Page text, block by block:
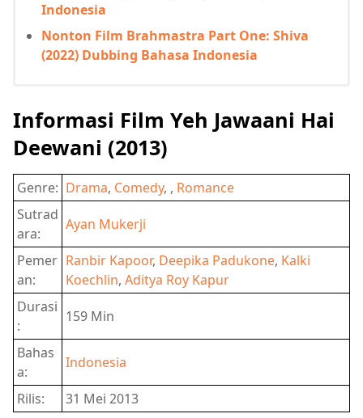
Indonesia
Nonton Film Brahmastra Part One: Shiva
(2022) Dubbing Bahasa Indonesia
Informasi Film Yeh Jawaani Hai
Deewani (2013)
Genre: Drama, Comedy, , Romance
Sutrad
ara:
Ayan Mukerji
Pemer
an:
Ranbir Kapoor, Deepika Padukone, Kalki
Koechlin, Aditya Roy Kapur
Durasi
:
159 Min
Bahas
a:
Indonesia
Rilis: 31 Mei 2013